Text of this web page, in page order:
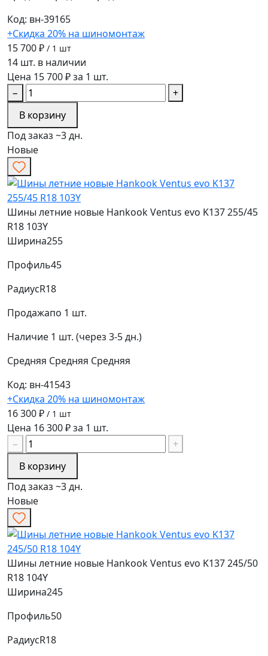
Код: вн-39165
+Скидка 20% на шиномонтаж
15 700 ₽ / 1 шт
14 шт. в наличии
Цена 15 700 ₽ за 1 шт.
−
+
В корзину
Под заказ ~3 дн.
Новые
Шины летние новые Hankook Ventus evo K137 255/45
R18 103Y
Ширина255
Профиль45
РадиусR18
Продажапо 1 шт.
Наличие 1 шт. (через 3-5 дн.)
Средняя Средняя Средняя
Код: вн-41543
+Скидка 20% на шиномонтаж
16 300 ₽ / 1 шт
Цена 16 300 ₽ за 1 шт.
−
+
В корзину
Под заказ ~3 дн.
Новые
Шины летние новые Hankook Ventus evo K137 245/50
R18 104Y
Ширина245
Профиль50
РадиусR18